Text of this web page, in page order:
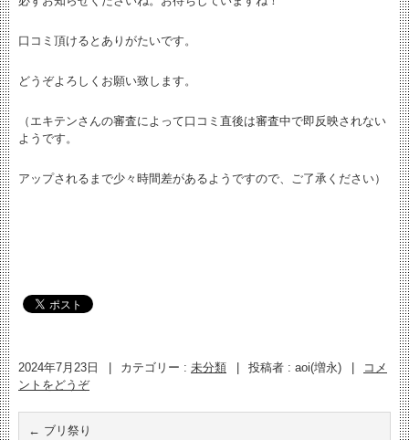
口コミ頂けるとありがたいです。
どうぞよろしくお願い致します。
（エキテンさんの審査によって口コミ直後は審査中で即反映されない
ようです。
アップされるまで少々時間差があるようですので、ご了承ください）
2024年7月23日 カテゴリー : 未分類 投稿者 : aoi(増永)
コメ
ントをどうぞ
← ブリ祭り